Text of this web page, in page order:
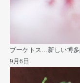
ブーケトス…新しい博多
9月6日